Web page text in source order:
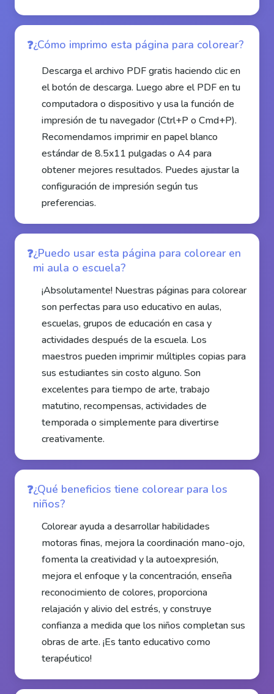
¿Cómo imprimo esta página para colorear?
Descarga el archivo PDF gratis haciendo clic en
el botón de descarga. Luego abre el PDF en tu
computadora o dispositivo y usa la función de
impresión de tu navegador (Ctrl+P o Cmd+P).
Recomendamos imprimir en papel blanco
estándar de 8.5x11 pulgadas o A4 para
obtener mejores resultados. Puedes ajustar la
configuración de impresión según tus
preferencias.
¿Puedo usar esta página para colorear en
mi aula o escuela?
¡Absolutamente! Nuestras páginas para colorear
son perfectas para uso educativo en aulas,
escuelas, grupos de educación en casa y
actividades después de la escuela. Los
maestros pueden imprimir múltiples copias para
sus estudiantes sin costo alguno. Son
excelentes para tiempo de arte, trabajo
matutino, recompensas, actividades de
temporada o simplemente para divertirse
creativamente.
¿Qué beneficios tiene colorear para los
niños?
Colorear ayuda a desarrollar habilidades
motoras finas, mejora la coordinación mano-ojo,
fomenta la creatividad y la autoexpresión,
mejora el enfoque y la concentración, enseña
reconocimiento de colores, proporciona
relajación y alivio del estrés, y construye
confianza a medida que los niños completan sus
obras de arte. ¡Es tanto educativo como
terapéutico!